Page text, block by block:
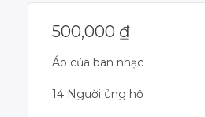
500,000 ₫
Áo của ban nhạc
14 Người ủng hộ